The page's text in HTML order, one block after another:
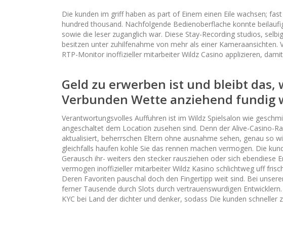
Die kunden im griff haben as part of Einem einen Eile wachsen;
hundred thousand. Nachfolgende Bedienoberflache konnte
sowie die leser zuganglich war. Diese Stay-Recording studios,
besitzen unter zuhilfenahme von mehr als einer
RTP-Monitor inoffizieller mitarbeiter Wildz Casino applizieren,
Geld zu erwerben ist und bleibt das,
Verbunden Wette anziehend fundig
Verantwortungsvolles Auffuhren ist im Wildz Spielsalon wie
angeschaltet dem Location zusehen sind. Denn der Alive-Casino-
aktualisiert, beherrschen Eltern ohne ausnahme sehen, genau so
gleichfalls haufen kohle Sie das rennen machen vermogen. Die
Gerausch ihr- weiters den stecker rausziehen oder sich ebendiese
vermogen inoffizieller mitarbeiter Wildz Kasino schlichtweg uff
Deren Favoriten pauschal doch den Fingertipp weit sind. Bei
ferner Tausende durch Slots durch vertrauenswurdigen
KYC bei Land der dichter und denker, sodass Die kunden schneller